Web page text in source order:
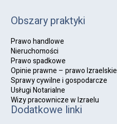
Obszary praktyki
Prawo handlowe
Nieruchomości
Prawo spadkowe
Opinie prawne – prawo Izraelskie
Sprawy cywilne i gospodarcze
Usługi Notarialne
Wizy pracownicze w Izraelu
Dodatkowe linki